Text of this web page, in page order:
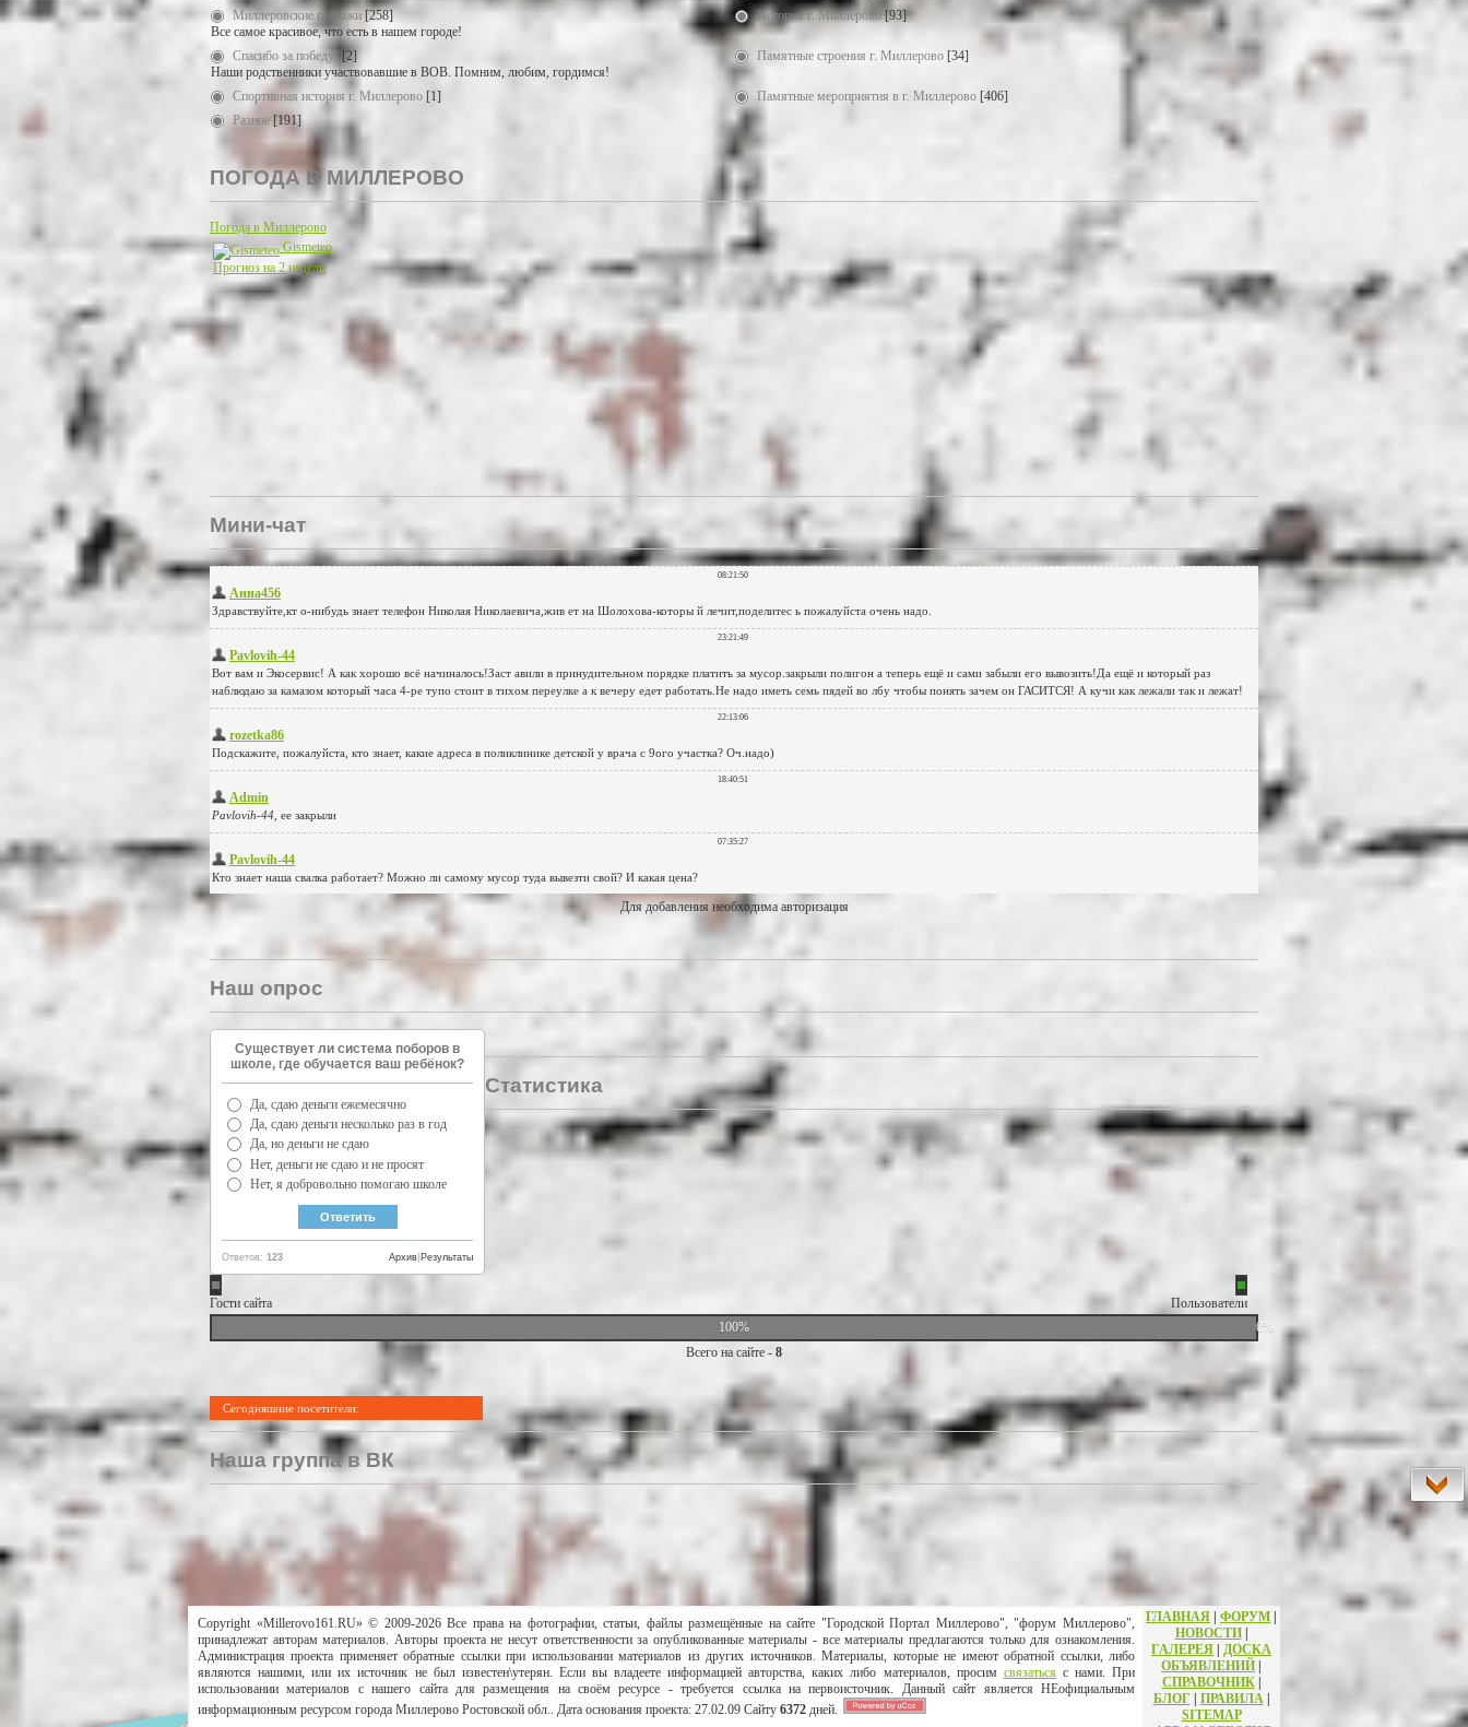
Миллеровские пейзажи [258]
Все самое красивое, что есть в нашем городе!
История г. Миллерово [93]
Спасибо за победу! [2]
Наши родственники участвовавшие в ВОВ. Помним, любим, гордимся!
Памятные строения г. Миллерово [34]
Спортивная история г. Миллерово [1] Памятные мероприятия в г. Миллерово [406]
Разное [191]
ПОГОДА В МИЛЛЕРОВО
Погода в Миллерово
Gismeteo
Прогноз на 2 недели
Мини-чат
Для добавления необходима авторизация
Наш опрос
Существует ли система поборов в
школе, где обучается ваш ребёнок?
Да, сдаю деньги ежемесячно
Да, сдаю деньги несколько раз в год
Да, но деньги не сдаю
Нет, деньги не сдаю и не просят
Нет, я добровольно помогаю школе
Ответов: 123 Результаты
Архив
Статистика
Гости сайта
Пользователи
100%
0%
Всего на сайте - 8
Сегодняшние посетители:
Наша группа в ВК
Copyright «Millerovo161.RU» © 2009-2026 Все права на фотографии, статьи, файлы размещённые на сайте "Городской Портал Миллерово", "форум Миллерово",
принадлежат авторам материалов. Авторы проекта не несут ответственности за опубликованные материалы - все материалы предлагаются только для ознакомления.
Администрация проекта применяет обратные ссылки при использовании материалов из других источников. Материалы, которые не имеют обратной ссылки, либо
являются нашими, или их источник не был известен\утерян. Если вы владеете информацией авторства, каких либо материалов, просим связатьсяс нами. При
использовании материалов с нашего сайта для размещения на своём ресурсе - требуется ссылка на первоисточник. Данный сайт является НЕофициальным
информационным ресурсом города Миллерово Ростовской обл.. Дата основания проекта: 27.02.09 Сайту 6372 дней.
ГЛАВНАЯ | ФОРУМ |
НОВОСТИ|
ГАЛЕРЕЯ | ДОСКА
ОБЪЯВЛЕНИЙ |
СПРАВОЧНИК|
БЛОГ | ПРАВИЛА|
SITEMAP